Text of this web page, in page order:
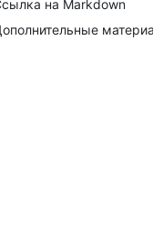
на Markdown